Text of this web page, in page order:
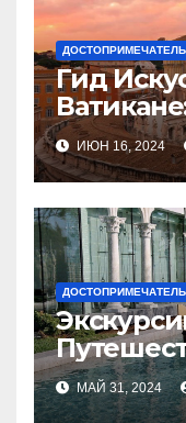
Гид
Сквозь
ИЮН 16, 2024
МАЙ 31, 2024